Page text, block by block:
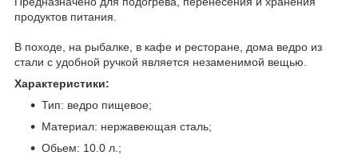
продуктов питания.
В походе, на рыбалке, в кафе и ресторане, дома ведро из
стали с удобной ручкой является незаменимой вещью.
Характеристики:
Тип: ведро пищевое;
Материал: нержавеющая сталь;
Обьем: 10.0 л.;